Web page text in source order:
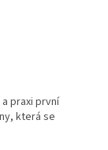
praxi první
která se